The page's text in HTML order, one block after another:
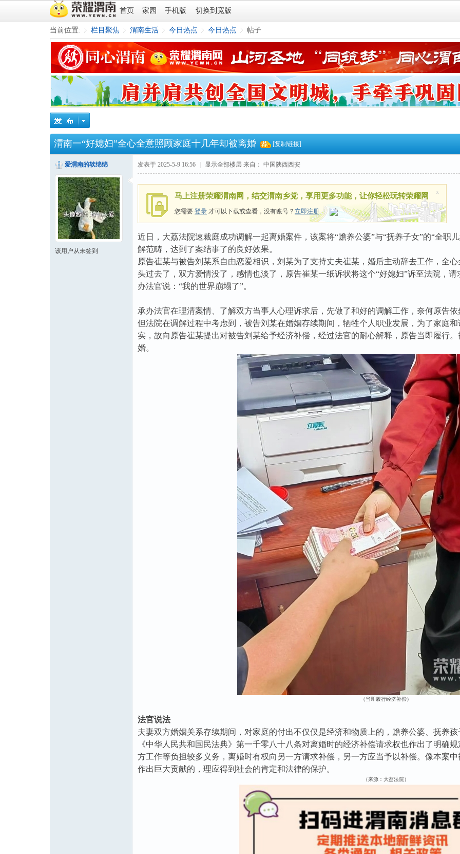
首页 家园 手机版 切换到宽版
当前位置:
»
栏目聚焦
›
渭南生活
›
今日热点
›
今日热点
›
帖子
渭南一“好媳妇”全心全意照顾家庭十几年却被离婚 [复制链接]
爱渭南的软绵绵
该用户从未签到
发表于 2025-5-9 16:56 显示全部楼层 来自： 中国陕西西安
马上注册荣耀渭南网，结交渭南乡党，享用更多功能，让你轻松玩转荣耀网
您需要 登录 才可以下载或查看，没有账号？ 立即注册 |
x
近日，大荔法院速裁庭成功调解一起离婚案件，该案将“赡养公婆”与“抚养子女”的“全职
解范畴，达到了案结事了的良好效果。
原告崔某与被告刘某系自由恋爱相识，刘某为了支持丈夫崔某，婚后主动辞去工作，全
头过去了，双方爱情没了，感情也淡了，原告崔某一纸诉状将这个“好媳妇”诉至法院，
办法官说：“我的世界崩塌了”。
承办法官在理清案情、了解双方当事人心理诉求后，先做了和好的调解工作，奈何原告
但法院在调解过程中考虑到，被告刘某在婚姻存续期间，牺牲个人职业发展，为了家庭
实，故向原告崔某提出对被告刘某给予经济补偿，经过法官的耐心解释，原告当即履行
婚。
（当即履行经济补偿）
法官说法
夫妻双方婚姻关系存续期间，对家庭的付出不仅仅是经济和物质上的，赡养公婆、抚养
《中华人民共和国民法典》第一千零八十八条对离婚时的经济补偿请求权也作出了明确
方工作等负担较多义务，离婚时有权向另一方请求补偿，另一方应当予以补偿。像本案
作出巨大贡献的，理应得到社会的肯定和法律的保护。
（来源：大荔法院）